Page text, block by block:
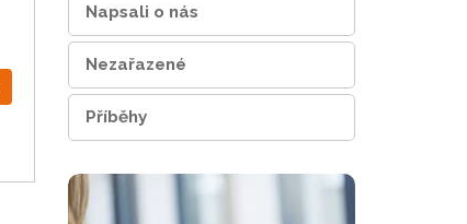
Napsali o nás
Nezařazené
Příběhy